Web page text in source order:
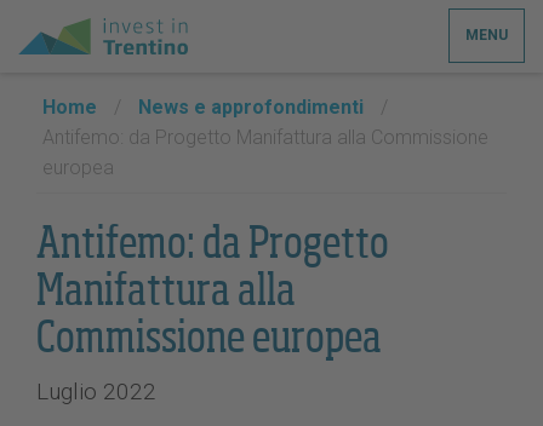
MENU
Home / News e approfondimenti
/
Antifemo: da Progetto Manifattura alla Commissione
europea
Antifemo: da Progetto
Manifattura alla
Commissione europea
Luglio 2022